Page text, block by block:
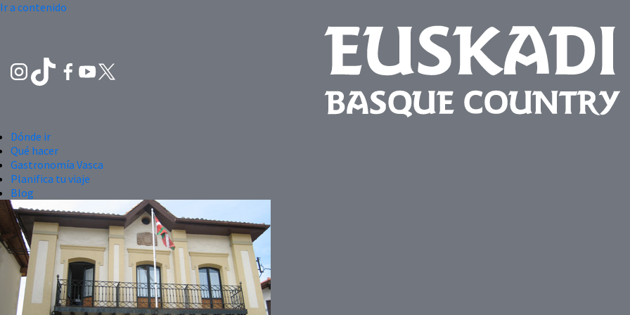
Ir a contenido
Dónde ir
Qué hacer
Gastronomía Vasca
Planifica tu viaje
Blog